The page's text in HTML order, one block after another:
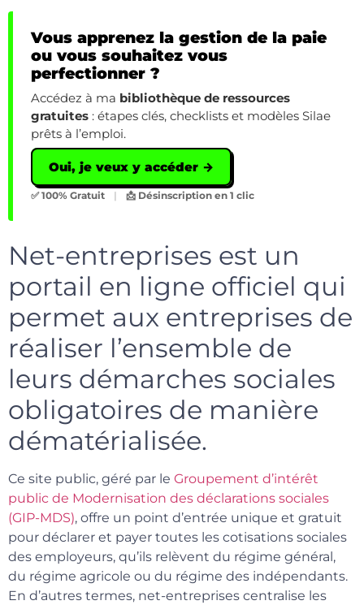
Vous apprenez la gestion de la paie
ou vous souhaitez vous
perfectionner ?
Accédez à ma bibliothèque de ressources
gratuites : étapes clés, checklists et modèles Silae
prêts à l’emploi.
Oui, je veux y accéder →
✅ 100% Gratuit | 📩 Désinscription en 1 clic
Net-entreprises est un
portail en ligne officiel qui
permet aux entreprises de
réaliser l’ensemble de
leurs démarches sociales
obligatoires de manière
dématérialisée.
Ce site public, géré par le Groupement d’intérêt
public de Modernisation des déclarations sociales
(GIP-MDS), offre un point d’entrée unique et gratuit
pour déclarer et payer toutes les cotisations sociales
des employeurs, qu’ils relèvent du régime général,
du régime agricole ou du régime des indépendants.
En d’autres termes, net-entreprises centralise les